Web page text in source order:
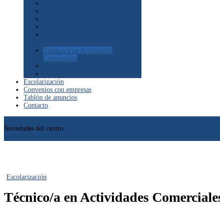
Técnico/a en Actividades
Comerciales
Escolarización
Convenios con empresas
Tablón de anuncios
Contacto
Novedades del centro :
Escolarización
Técnico/a en Actividades